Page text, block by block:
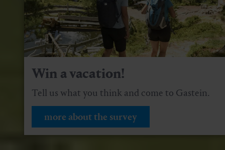
Win a vacation!
Tell us what you think and come to Gastein.
more about the survey